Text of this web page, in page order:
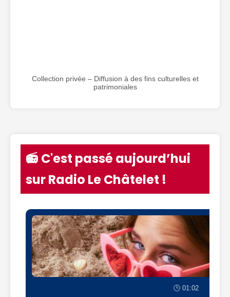
Collection privée – Diffusion à des fins culturelles et
patrimoniales
📻 C'est passé aujourd’hui
sur Radio Le Châtelet !
🕒 01:02